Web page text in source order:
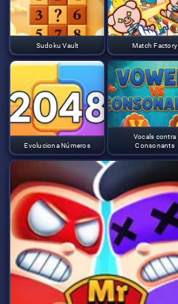
Sudoku Vault Match Factory
Evoluciona Números
Vocals contra
Consonants